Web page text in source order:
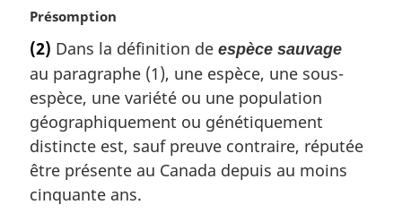
N
t
e
m
r
g
i
n
Présomption
(2) Dans la définition de espèce sauvage
au paragraphe (1), une espèce, une sous-
espèce, une variété ou une population
géographiquement ou génétiquement
distincte est, sauf preuve contraire, réputée
être présente au Canada depuis au moins
cinquante ans.